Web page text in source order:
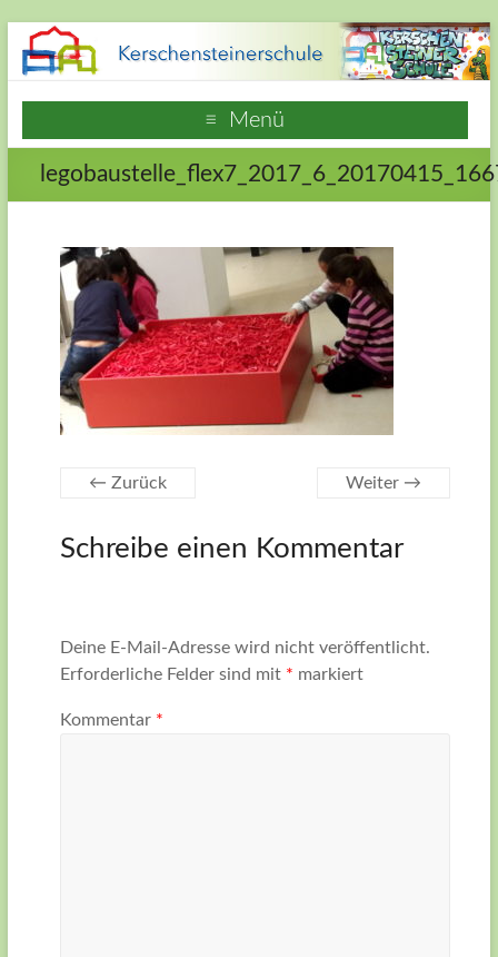
Zum
Inhalt
springen
Kerschensteinerschule
Hausen
Frankfurt
Main
Webseite
Grundschule
Kerschensteinerschule
Menü
← Zurück Weiter →
Schreibe einen Kommentar
Deine E-Mail-Adresse wird nicht veröffentlicht.
Erforderliche Felder sind mit * markiert
Kommentar *